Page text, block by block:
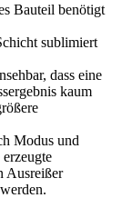
Bauteil benötigt
sublimiert
dass eine
kaum
Modus und
Ausreißer